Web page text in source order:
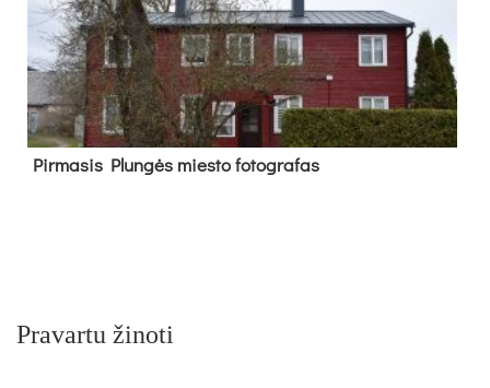
Pir­ma­sis Plun­gės mies­to fo­tog­ra­fas
Pravartu žinoti